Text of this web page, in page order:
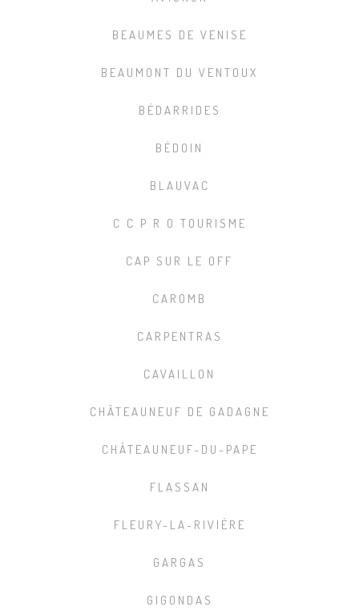
BEAUMES DE VENISE
BEAUMONT DU VENTOUX
BÉDARRIDES
BÉDOIN
BLAUVAC
C C P R O TOURISME
CAP SUR LE OFF
CAROMB
CARPENTRAS
CAVAILLON
CHÂTEAUNEUF DE GADAGNE
CHÂTEAUNEUF-DU-PAPE
FLASSAN
FLEURY-LA-RIVIÈRE
GARGAS
GIGONDAS